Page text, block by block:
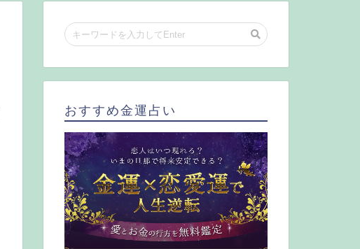
おすすめ金運占い